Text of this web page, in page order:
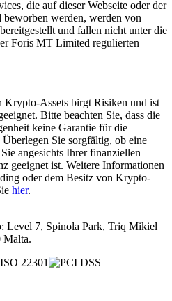
die auf dieser Webseite oder der
beworben werden, werden von
und fallen nicht unter die
Foris MT Limited regulierten
Krypto-Assets birgt Risiken und ist
Bitte beachten Sie, dass die
keine Garantie für die
Sie sorgfältig, ob eine
angesichts Ihrer finanziellen
geeignet ist. Weitere Informationen
oder dem Besitz von Krypto-
hier.
Level 7, Spinola Park, Triq Mikiel
Malta.